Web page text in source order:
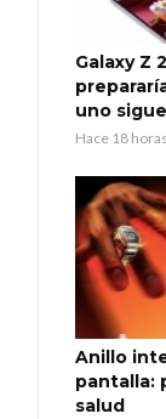
Galaxy Z
uno
Hace 18 horas
Anillo
pantalla:
salud